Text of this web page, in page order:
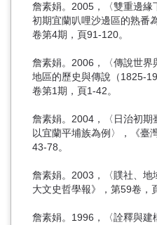
詹素娟。2005，〈雙重邊
初期宜蘭叭哩沙邊區的熟番
卷第4期，頁91-120。
詹素娟。2006，〈傳說世
地區的歷史與傳說（1825-
卷第1期，頁1-42。
詹素娟。2004，〈日治初
以宜蘭平埔族為例〉，《臺
43-78。
詹素娟。2003，〈贌社、
大文史哲學報》，第59卷，
詹素娟。1996，〈詮釋與建